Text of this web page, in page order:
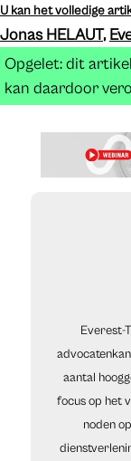
U kan het volledige
Jonas HELAUT,
Opgelet: dit
kan daardoor
Everest-
aantal
focus op het
noden